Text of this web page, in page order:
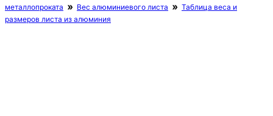
металлопроката
Вес алюминиевого листа
Таблица веса и
размеров листа из алюминия